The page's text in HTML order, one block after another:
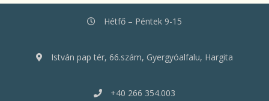
Hétfő – Péntek 9-15
István pap tér, 66.szám, Gyergyóalfalu, Hargita
+40 266 354.003